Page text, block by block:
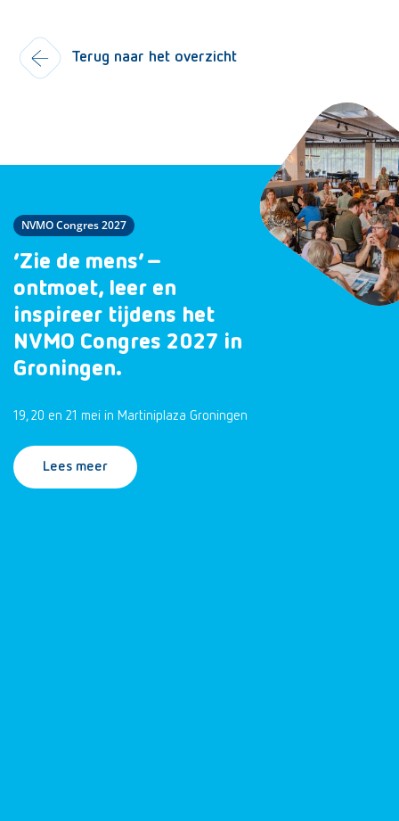
Terug naar het overzicht
NVMO Congres 2027
‘Zie de mens’ –
ontmoet, leer en
inspireer tijdens het
NVMO Congres 2027 in
Groningen.
19, 20 en 21 mei in Martiniplaza Groningen
Lees meer